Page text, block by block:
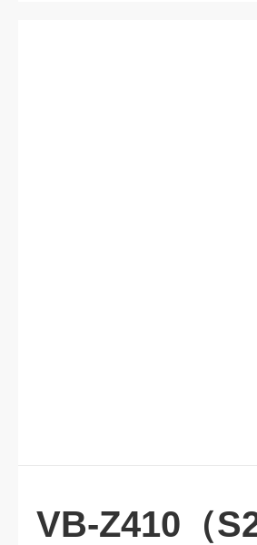
VB-Z410（